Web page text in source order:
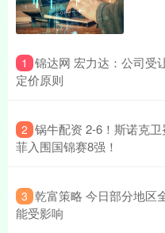
1 锦达网 宏力达：公司受
定价原则
2 锅牛配资 2-6！斯诺克
菲入围国锦赛8强！
3 乾富策略 今日部分地区
能受影响